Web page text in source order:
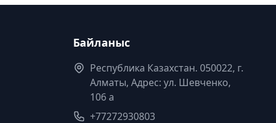
Байланыс
Республика Казахстан. 050022, г.
Алматы, Адрес: ул. Шевченко,
106 а
+77272930803